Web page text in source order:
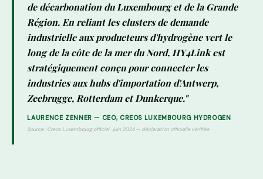
de décarbonation du Luxembourg et de la Grande
Région. En reliant les clusters de demande
industrielle aux producteurs d'hydrogène vert le
long de la côte de la mer du Nord, HY4Link est
stratégiquement conçu pour connecter les
industries aux hubs d'importation d'Antwerp,
Zeebrugge, Rotterdam et Dunkerque."
LAURENCE ZENNER — CEO, CREOS LUXEMBOURG HYDROGEN
Source : Creos Luxembourg officiel · juin 2024 — déclaration officielle vérifiée